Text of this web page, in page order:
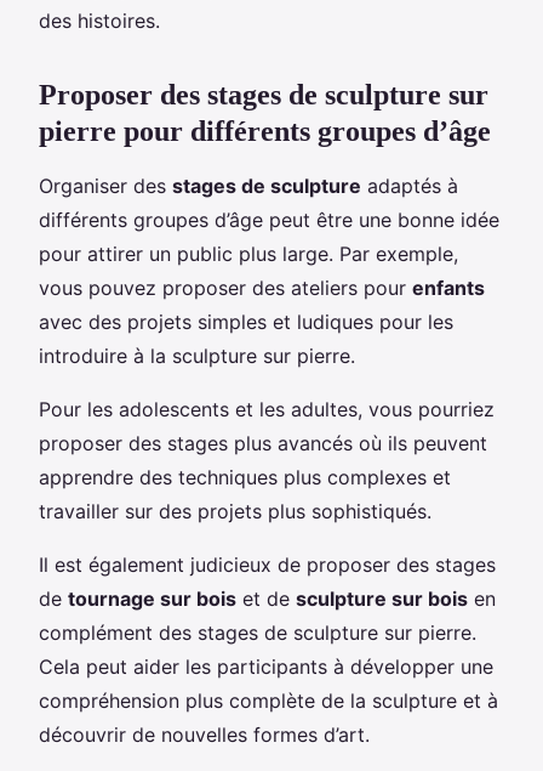
des histoires.
Proposer des stages de sculpture sur
pierre pour différents groupes d’âge
Organiser des stages de sculpture adaptés à
différents groupes d’âge peut être une bonne idée
pour attirer un public plus large. Par exemple,
vous pouvez proposer des ateliers pour enfants
avec des projets simples et ludiques pour les
introduire à la sculpture sur pierre.
Pour les adolescents et les adultes, vous pourriez
proposer des stages plus avancés où ils peuvent
apprendre des techniques plus complexes et
travailler sur des projets plus sophistiqués.
Il est également judicieux de proposer des stages
de tournage sur bois et de sculpture sur bois en
complément des stages de sculpture sur pierre.
Cela peut aider les participants à développer une
compréhension plus complète de la sculpture et à
découvrir de nouvelles formes d’art.